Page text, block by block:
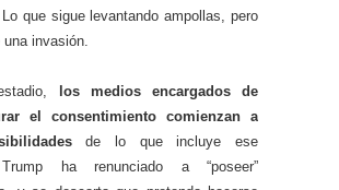
que sigue levantando ampollas, pero
invasión.
los medios encargados de
el consentimiento comienzan a
de lo que incluye ese
ha renunciado a “poseer”